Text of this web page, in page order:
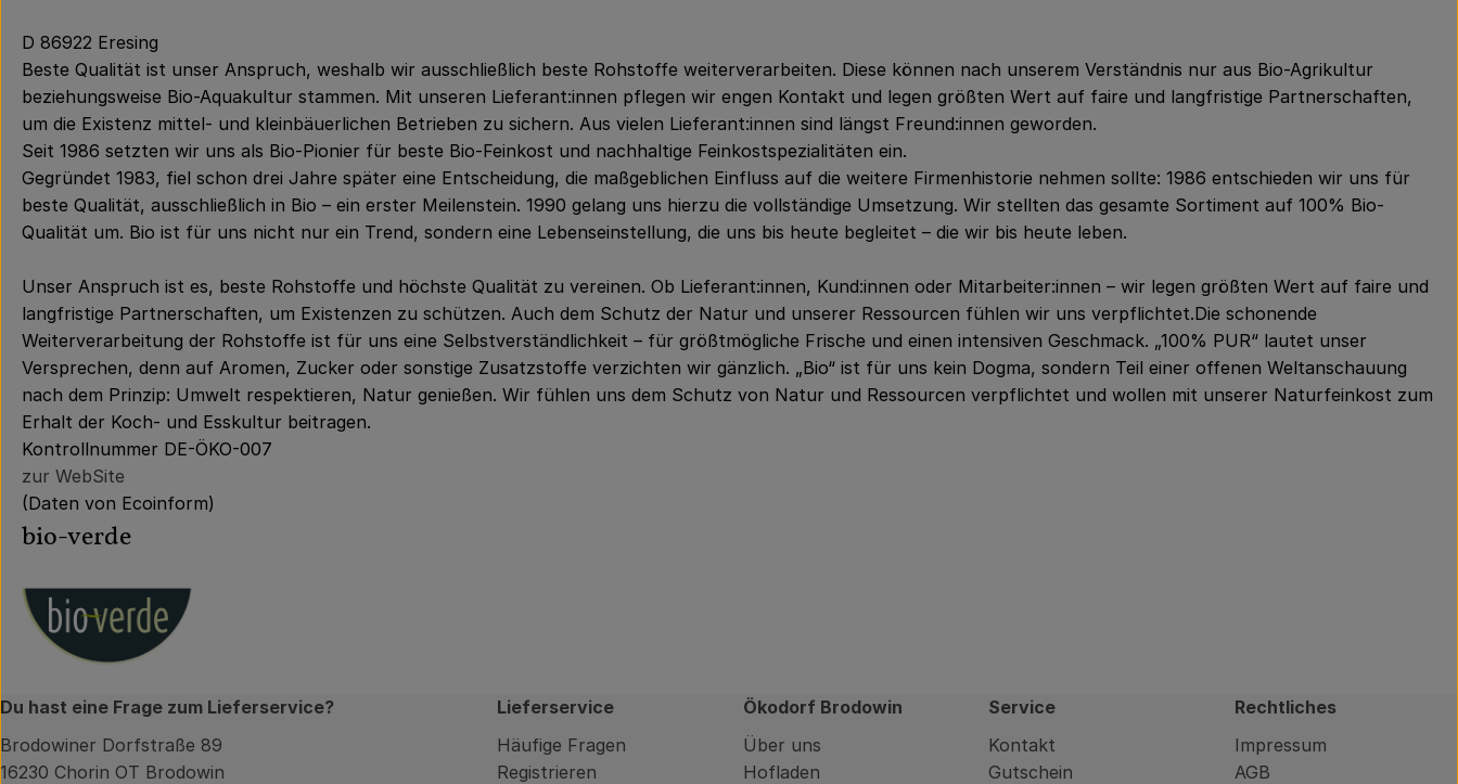
D 86922 Eresing
Beste Qualität ist unser Anspruch, weshalb wir ausschließlich beste Rohstoffe weiterverarbeiten. Diese können nach unserem Verständnis nur aus Bio-Agrikultur
beziehungsweise Bio-Aquakultur stammen. Mit unseren Lieferant:innen pflegen wir engen Kontakt und legen größten Wert auf faire und langfristige Partnerschaften,
um die Existenz mittel- und kleinbäuerlichen Betrieben zu sichern. Aus vielen Lieferant:innen sind längst Freund:innen geworden.
Seit 1986 setzten wir uns als Bio-Pionier für beste Bio-Feinkost und nachhaltige Feinkostspezialitäten ein.
Gegründet 1983, fiel schon drei Jahre später eine Entscheidung, die maßgeblichen Einfluss auf die weitere Firmenhistorie nehmen sollte: 1986 entschieden wir uns für
beste Qualität, ausschließlich in Bio – ein erster Meilenstein. 1990 gelang uns hierzu die vollständige Umsetzung. Wir stellten das gesamte Sortiment auf 100% Bio-
Qualität um. Bio ist für uns nicht nur ein Trend, sondern eine Lebenseinstellung, die uns bis heute begleitet – die wir bis heute leben.
Unser Anspruch ist es, beste Rohstoffe und höchste Qualität zu vereinen. Ob Lieferant:innen, Kund:innen oder Mitarbeiter:innen – wir legen größten Wert auf faire und
langfristige Partnerschaften, um Existenzen zu schützen. Auch dem Schutz der Natur und unserer Ressourcen fühlen wir uns verpflichtet.Die schonende
Weiterverarbeitung der Rohstoffe ist für uns eine Selbstverständlichkeit – für größtmögliche Frische und einen intensiven Geschmack. „100% PUR“ lautet unser
Versprechen, denn auf Aromen, Zucker oder sonstige Zusatzstoffe verzichten wir gänzlich. „Bio“ ist für uns kein Dogma, sondern Teil einer offenen Weltanschauung
nach dem Prinzip: Umwelt respektieren, Natur genießen. Wir fühlen uns dem Schutz von Natur und Ressourcen verpflichtet und wollen mit unserer Naturfeinkost zum
Erhalt der Koch- und Esskultur beitragen.
Kontrollnummer DE-ÖKO-007
zur WebSite
(Daten von Ecoinform)
bio-verde
Du hast eine Frage zum Lieferservice?
Brodowiner Dorfstraße 89
16230 Chorin OT Brodowin
Lieferservice
Häufige Fragen
Registrieren
Ökodorf Brodowin
Über uns
Hofladen
Service
Kontakt
Gutschein
Rechtliches
Impressum
AGB